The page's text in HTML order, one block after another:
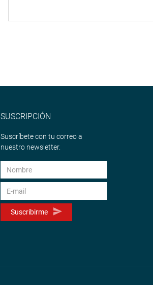
SUSCRIPCIÓN
Suscríbete con tu correo a
nuestro newsletter.
Suscribirme